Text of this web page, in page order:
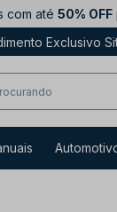
com até 50% OFF
Exclusivo